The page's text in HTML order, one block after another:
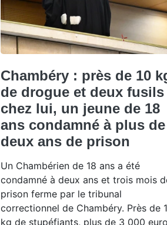
Chambéry : près de 10
de drogue et deux fusils
chez lui, un jeune de 18
ans condamné à plus de
deux ans de prison
Un Chambérien de 18 ans a été
condamné à deux ans et trois mois
prison ferme par le tribunal
correctionnel de Chambéry. Près de
kg de stupéfiants, plus de 3 000